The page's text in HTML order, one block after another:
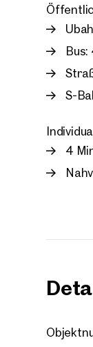
S-
4